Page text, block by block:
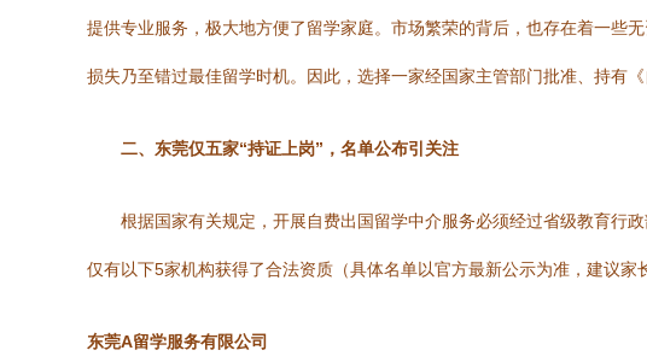
提供专业服务，极大地方便了留学家庭。市场繁荣的背后，也存在着一些
损失乃至错过最佳留学时机。因此，选择一家经国家主管部门批准、持有
二、东莞仅五家“持证上岗”，名单公布引关注
根据国家有关规定，开展自费出国留学中介服务必须经过省级教育行
仅有以下5家机构获得了合法资质（具体名单以官方最新公示为准，建议家
东莞A留学服务有限公司